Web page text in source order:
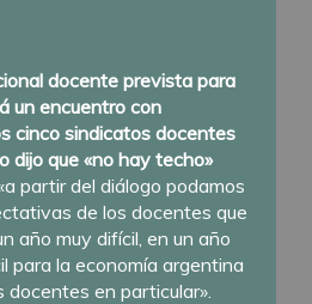
docente prevista para
un encuentro con
cinco sindicatos docentes
dijo que «no hay techo»
partir del diálogo podamos
de los docentes que
año muy difícil, en un año
para la economía argentina
docentes en particular».